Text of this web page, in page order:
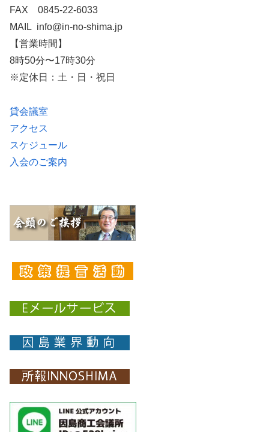
FAX 0845-22-6033
MAIL info@in-no-shima.jp
【営業時間】
8時50分〜17時30分
※定休日：土・日・祝日
貸会議室
アクセス
スケジュール
入会のご案内